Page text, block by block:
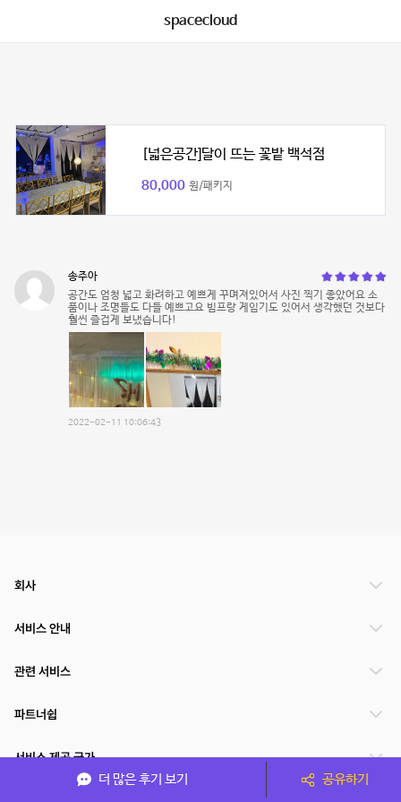
spacecloud
[넓은공간]달이 뜨는 꽃밭 백석점
80,000 원/패키지
송주아
공간도 엄청 넓고 화려하고 예쁘게 꾸며져있어서 사진 찍기 좋았어요 소
품이나 조명들도 다들 예쁘고요 빔프랑 게임기도 있어서 생각했던 것보다
훨씬 즐겁게 보냈습니다!
2022-02-11 10:06:43
더 많은 후기 보기 공유하기
회사
서비스 안내
관련 서비스
파트너쉽
서비스 제공 국가